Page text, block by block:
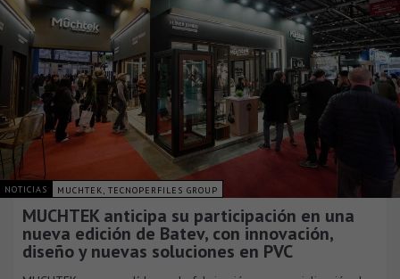
NOTICIAS MUCHTEK, TECNOPERFILES GROUP
MUCHTEK anticipa su participación en una
nueva edición de Batev, con innovación,
diseño y nuevas soluciones en PVC